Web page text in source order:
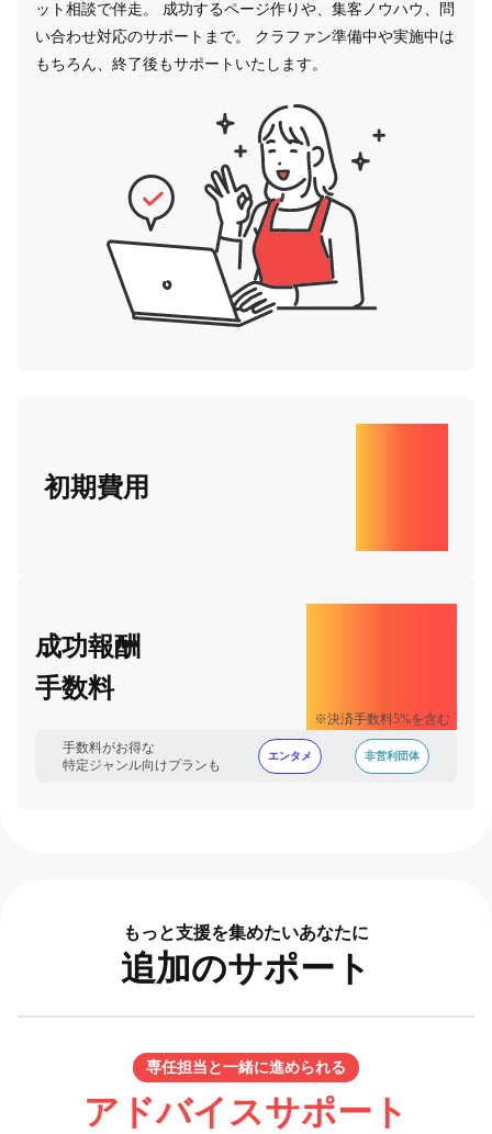
ット相談で伴走。
成功するページ作りや、集客ノウハウ、問
い合わせ対応のサポートまで。
クラファン準備中や実施中は
もちろん、終了後もサポートいたします。
初期費用
成功報酬
手数料
※決済手数料5%を含む
手数料がお得な
特定ジャンル向けプランも
エンタメ 非営利団体
もっと支援を集めたいあなたに
追加のサポート
専任担当と一緒に進められる
アドバイスサポート